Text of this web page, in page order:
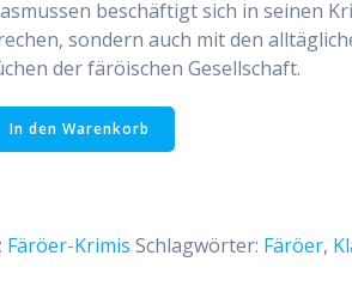
beschäftigt sich in seinen
sondern auch mit den
der färöischen Gesellschaft.
In den Warenkorb
Färöer-Krimis Schlagwörter: Färöer,